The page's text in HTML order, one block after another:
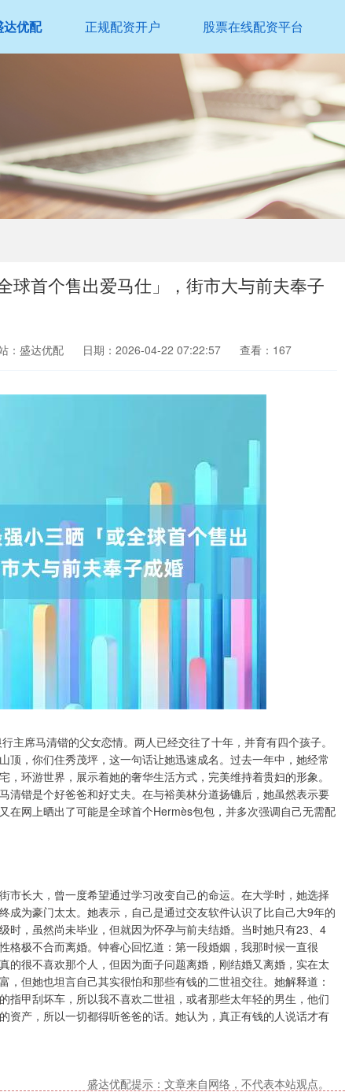
达优配 正规配资开户 股票在线配资平台
球首个售出爱马仕」，街市大与前夫奉子
：盛达优配 日期：2026-04-22 07:22:57 查看：167
主席马清锴的父女恋情。两人已经交往了十年，并育有四个孩子。
，你们住秀茂坪，这一句话让她迅速成名。过去一年中，她经常
环游世界，展示着她的奢华生活方式，完美维持着贵妇的形象。
清锴是个好爸爸和好丈夫。在与裕美林分道扬镳后，她虽然表示要
在网上晒出了可能是全球首个Hermès包包，并多次强调自己无需配
市长大，曾一度希望通过学习改变自己的命运。在大学时，她选择
成为豪门太太。她表示，自己是通过交友软件认识了比自己大9年的
时，虽然尚未毕业，但就因为怀孕与前夫结婚。当时她只有23、4
格极不合而离婚。钟睿心回忆道：第一段婚姻，我那时候一直很
的很不喜欢那个人，但因为面子问题离婚，刚结婚又离婚，实在太
但她也坦言自己其实很怕和那些有钱的二世祖交往。她解释道：
指甲刮坏车，所以我不喜欢二世祖，或者那些太年轻的男生，他们
资产，所以一切都得听爸爸的话。她认为，真正有钱的人说话才有
盛达优配提示：文章来自网络，不代表本站观点。
4694.44